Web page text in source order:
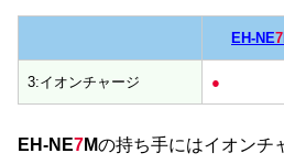
EH-NE7
3:イオンチャージ ●
EH-NE7Mの持ち手にはイオンチ